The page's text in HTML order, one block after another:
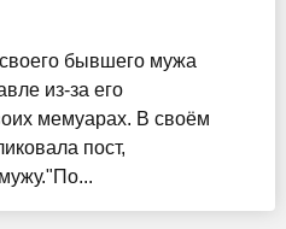
бывшего мужа
из-за его
мемуарах. В своём
пост,